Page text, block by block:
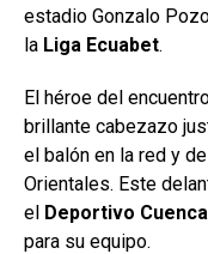
estadio Gonzalo
la Liga Ecuabet.
El héroe del
brillante cabezazo
el balón en la red y
Orientales. Este
el Deportivo Cuenca
para su equipo.